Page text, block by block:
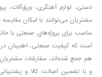
انعطاف‌پذیری خروجی قدرت و
دریل از نوع کابلی بوده و از
پروژه‌های شما ممکن است
باشد، بهتر است خرید دریل
دستی، لوازم آهنگری، ورق‌آلات،
مشتریان می‌توانند با امکان
است که کیفیت صنعتی، اطمینان در
هم جمع شده‌اند، سفارشات
و با تضمین اصالت کالا و